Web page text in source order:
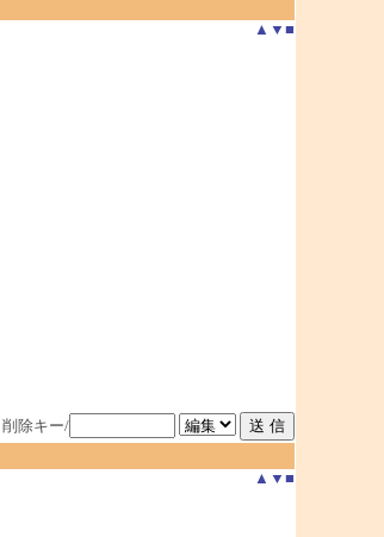
▲ ▼ ■
削除キー/
▲ ▼ ■